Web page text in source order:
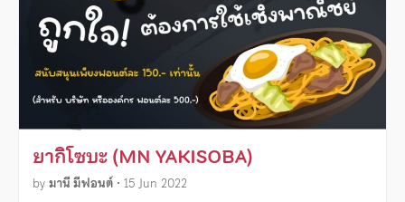
ยากิโซบะ (MN YAKISOBA)
byมานี มีฟอนต์ • 15 Jun 2022